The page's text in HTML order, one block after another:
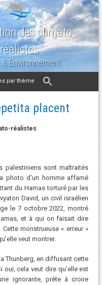
des climato-
réalistes
Environnement
par thème
placent
réalistes
palestiniens sont maltraités
photo d’un homme affamé
du Hamas torturé par les
David, un civil israélien
le 7 octobre 2022, montré
et à qui on faisait dire
monstrueuse « erreur »
veut montrer.
Thunberg, en diffusant cette
oui, cela veut dire qu’elle est
ignorante, prête à croire